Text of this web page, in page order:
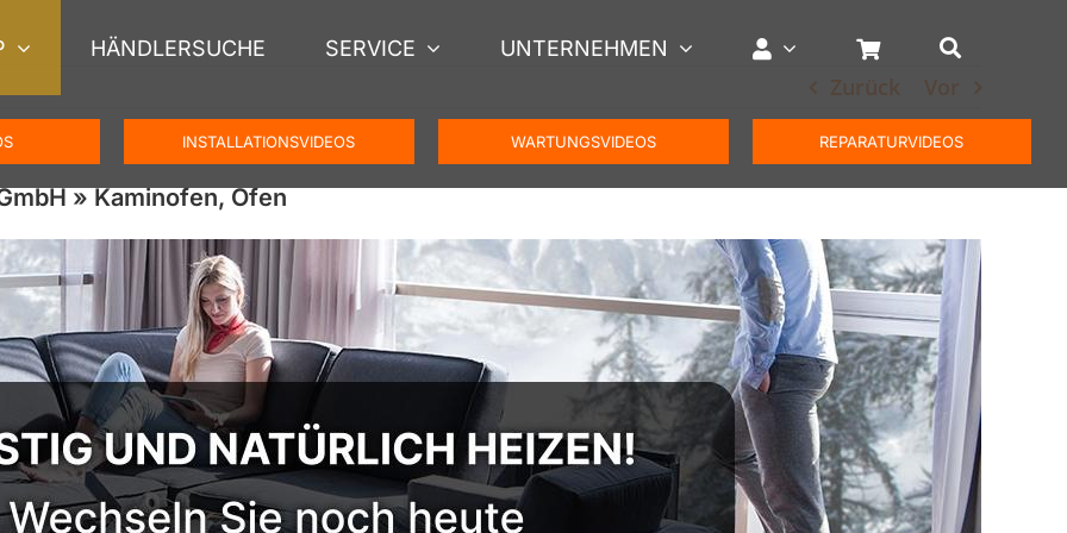
HÄNDLERSUCHE SERVICE UNTERNEHMEN
INSTALLATIONSVIDEOS WARTUNGSVIDEOS REPARATURVIDEOS
Zurück Vor
» Kaminofen, Ofen